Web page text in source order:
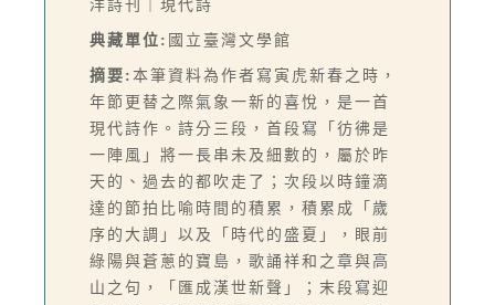
洋詩刊｜現代詩
典藏單位: 國立臺灣文學館
摘要: 本筆資料為作者寫寅虎新春之時，
年節更替之際氣象一新的喜悅，是一首
現代詩作。詩分三段，首段寫「彷彿是
一陣風」將一長串未及細數的，屬於昨
天的、過去的都吹走了；次段以時鐘滴
達的節拍比喻時間的積累，積累成「歲
序的大調」以及「時代的盛夏」，眼前
綠陽與蒼蔥的寶島，歌誦祥和之章與高
山之句，「匯成漢世新聲」；末段寫迎